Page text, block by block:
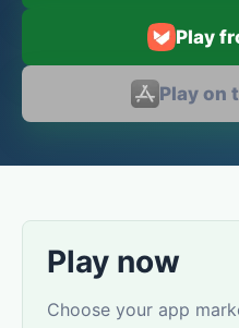
Play
Play on
Play now
Choose your app